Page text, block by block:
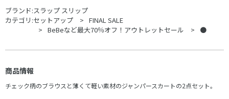
ブランド:スラップ スリップ
カテゴリ:セットアップ
FINAL SALE
BeBeなど最大70％オフ！アウトレットセール
●
商品情報
チェック柄のブラウスと薄くて軽い素材のジャンパースカートの2点セット。